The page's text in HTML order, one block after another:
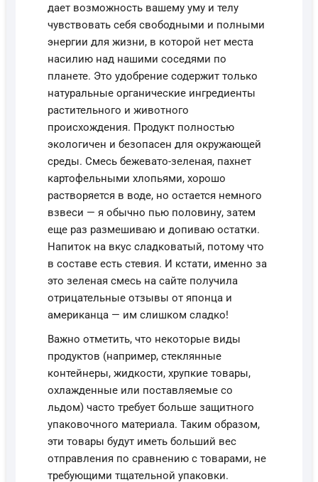
дает возможность вашему уму и телу
чувствовать себя свободными и полными
энергии для жизни, в которой нет места
насилию над нашими соседями по
планете. Это удобрение содержит только
натуральные органические ингредиенты
растительного и животного
происхождения. Продукт полностью
экологичен и безопасен для окружающей
среды. Смесь бежевато-зеленая, пахнет
картофельными хлопьями, хорошо
растворяется в воде, но остается немного
взвеси — я обычно пью половину, затем
еще раз размешиваю и допиваю остатки.
Напиток на вкус сладковатый, потому что
в составе есть стевия. И кстати, именно за
это зеленая смесь на сайте получила
отрицательные отзывы от японца и
американца — им слишком сладко!
Важно отметить, что некоторые виды
продуктов (например, стеклянные
контейнеры, жидкости, хрупкие товары,
охлажденные или поставляемые со
льдом) часто требует больше защитного
упаковочного материала. Таким образом,
эти товары будут иметь больший вес
отправления по сравнению с товарами, не
требующими тщательной упаковки.